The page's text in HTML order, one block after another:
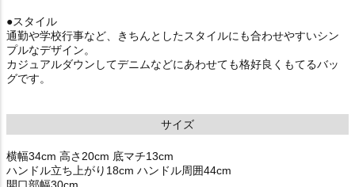
●スタイル
通勤や学校行事など、きちんとしたスタイルにも合わせやすいシン
プルなデザイン。
カジュアルダウンしてデニムなどにあわせても格好良くもてるバッ
グです。
サイズ
横幅34cm 高さ20cm 底マチ13cm
ハンドル立ち上がり18cm ハンドル周囲44cm
開口部幅30cm